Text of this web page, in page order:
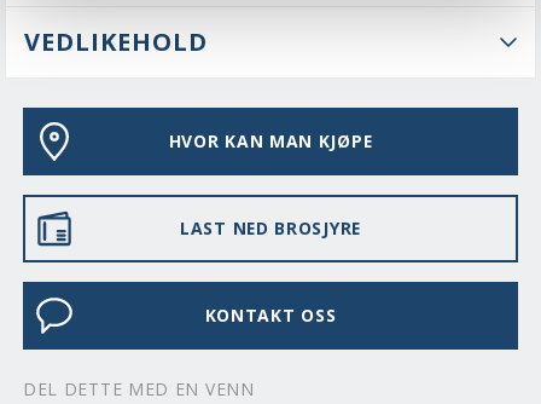
VEDLIKEHOLD
HVOR KAN MAN KJØPE
LAST NED BROSJYRE
KONTAKT OSS
DEL DETTE MED EN VENN